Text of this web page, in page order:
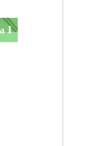
I